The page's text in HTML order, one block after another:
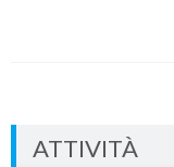
ATTIVITÀ